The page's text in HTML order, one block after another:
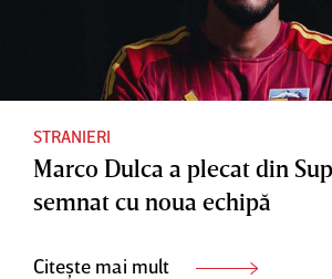
STRANIERI
Marco Dulca a plecat din
semnat cu noua echipă
Citește mai mult